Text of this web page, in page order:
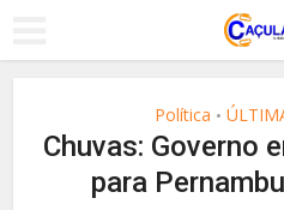
Política •
Chuvas: Governo
para